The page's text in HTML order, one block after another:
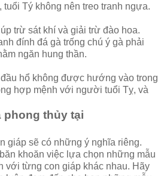
Tý không nên treo tranh ngựa.
trừ sát khí và giải trừ đào hoa.
đính đá gà trống chú ý gà phải
ngăn hung thần.
hổ không được hướng vào trong
hợp mệnh với người tuổi Tỵ, và
phong thủy tại
giáp sẽ có những ý nghĩa riêng.
khoăn việc lựa chọn những mẫu
với từng con giáp khác nhau. Hãy